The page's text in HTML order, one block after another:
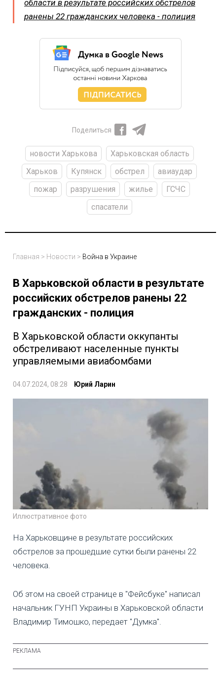
области в результате российских обстрелов
ранены 22 гражданских человека - полиция
Поделиться
новости Харькова
Харьковская область
Харьков
Купянск обстрел
авиаудар
пожар
разрушения жилье
ГСЧС
спасатели
Главная > Новости > Война в Украине
В Харьковской области в результате
российских обстрелов ранены 22
гражданских - полиция
В Харьковской области оккупанты
обстреливают населенные пункты
управляемыми авиабомбами
04.07.2024, 08:28 Юрий Ларин
Иллюстративное фото
На Харьковщине в результате российских
обстрелов за прошедшие сутки были ранены 22
человека.
Об этом на своей странице в "Фейсбуке" написал
начальник ГУНП Украины в Харьковской области
Владимир Тимошко, передает "Думка".